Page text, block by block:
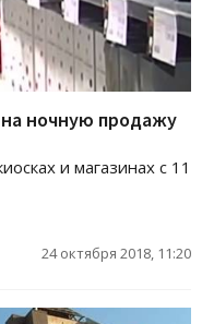
на ночную продажу
и магазинах с 11
24 октября 2018, 11:20